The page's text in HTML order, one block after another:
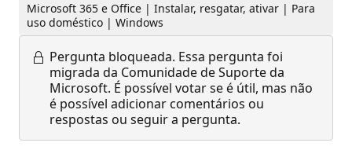
Microsoft 365 e Office | Instalar, resgatar, ativar | Para
uso doméstico | Windows
Pergunta bloqueada. Essa pergunta foi
migrada da Comunidade de Suporte da
Microsoft. É possível votar se é útil, mas não
é possível adicionar comentários ou
respostas ou seguir a pergunta.